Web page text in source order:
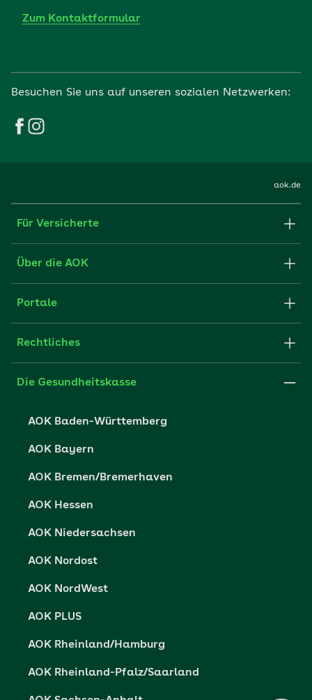
Zum Kontaktformular
Besuchen Sie uns auf unseren sozialen Netzwerken:
aok.de
Für Versicherte
Formulare und Anträge
FAQ
Über die AOK
Struktur & Verwaltung
Partner der AOK
Portale
Fachportal für Arbeitgeber
Presse- und Politikportal
Vertriebspartner-Service
Rechtliches
Impressum
Die Gesundheitskasse
AOK Baden-Württemberg
AOK Bayern
AOK Bremen/Bremerhaven
AOK Hessen
AOK Niedersachsen
AOK Nordost
AOK NordWest
AOK PLUS
AOK Rheinland/Hamburg
AOK Rheinland-Pfalz/Saarland